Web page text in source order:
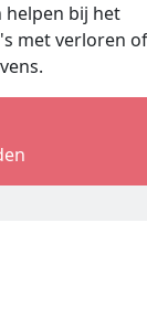
helpen bij het
met verloren of